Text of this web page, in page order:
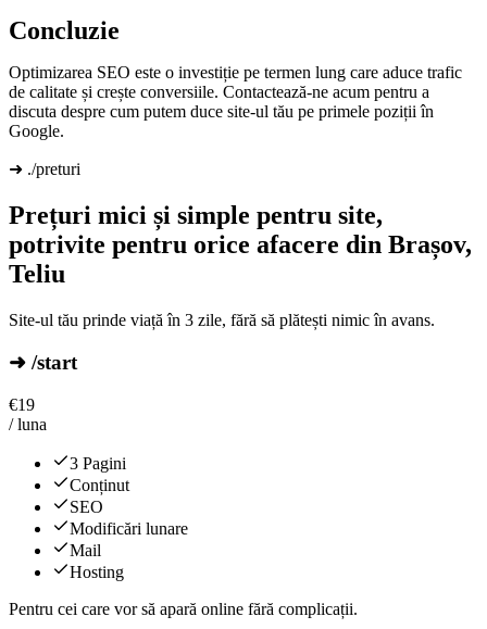
Concluzie
Optimizarea SEO este o investiție pe termen lung care aduce trafic
de calitate și crește conversiile. Contactează-ne acum pentru a
discuta despre cum putem duce site-ul tău pe primele poziții în
Google.
➜ ./preturi
Prețuri mici și simple pentru site,
potrivite pentru orice afacere din Brașov,
Teliu
Site-ul tău prinde viață în 3 zile, fără să plătești nimic în avans.
➜ /start
€19
/ luna
3 Pagini
Conținut
SEO
Modificări lunare
Mail
Hosting
Pentru cei care vor să apară online fără complicații.